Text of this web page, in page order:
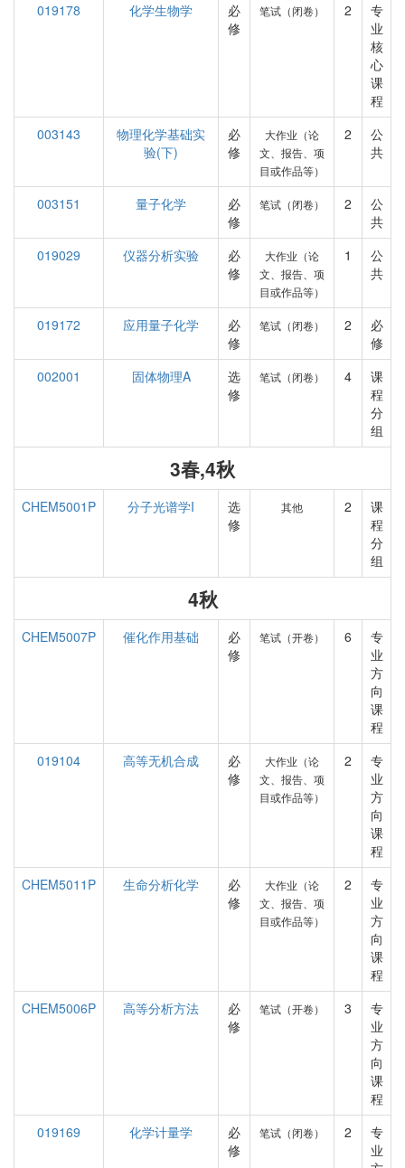
019178
化学生物学
必
修
笔试（闭卷） 2
专
业
核
心
课
程
003143
物理化学基础实
验(下)
必
修
大作业（论
文、报告、项
目或作品等）
2
公
共
003151 量子化学
必
修
笔试（闭卷） 2
公
共
019029
仪器分析实验
必
修
大作业（论
文、报告、项
目或作品等）
1
公
共
019172 应用量子化学
必
修
笔试（闭卷） 2
必
修
002001
固体物理A
选
修
笔试（闭卷） 4
课
程
分
组
3春,4秋
CHEM5001P 分子光谱学I
选
修
其他 2
课
程
分
组
4秋
CHEM5007P 催化作用基础
必
修
笔试（开卷） 6
专
业
方
向
课
程
019104
高等无机合成
必
修
大作业（论
文、报告、项
目或作品等）
2
专
业
方
向
课
程
CHEM5011P
生命分析化学
必
修
大作业（论
文、报告、项
目或作品等）
2
专
业
方
向
课
程
CHEM5006P
高等分析方法
必
修
笔试（开卷） 3
专
业
方
向
课
程
019169
化学计量学
必
修
笔试（闭卷） 2
专
业